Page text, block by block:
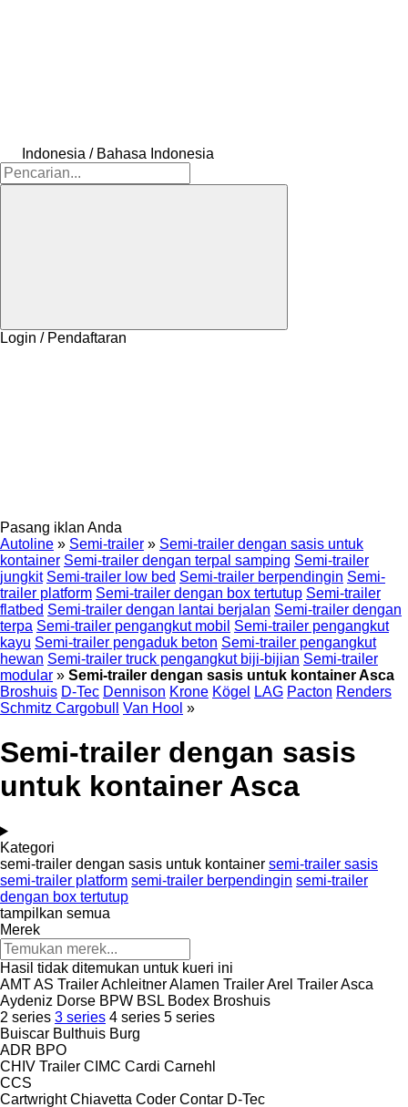
Indonesia / Bahasa Indonesia
Login / Pendaftaran
Pasang iklan Anda
Autoline » Semi-trailer » Semi-trailer dengan sasis untuk
kontainer Semi-trailer dengan terpal samping Semi-trailer
jungkit Semi-trailer low bed Semi-trailer berpendingin Semi-
trailer platform Semi-trailer dengan box tertutup Semi-trailer
flatbed Semi-trailer dengan lantai berjalan Semi-trailer dengan
terpa Semi-trailer pengangkut mobil Semi-trailer pengangkut
kayu Semi-trailer pengaduk beton Semi-trailer pengangkut
hewan Semi-trailer truck pengangkut biji-bijian Semi-trailer
modular » Semi-trailer dengan sasis untuk kontainer Asca
Broshuis D-Tec Dennison Krone Kögel LAG Pacton Renders
Schmitz Cargobull
Van Hool »
Semi-trailer dengan sasis
untuk kontainer Asca
Kategori
semi-trailer dengan sasis untuk kontainer semi-trailer sasis
semi-trailer platform semi-trailer berpendingin semi-trailer
dengan box tertutup
tampilkan semua
Merek
Hasil tidak ditemukan untuk kueri ini
AMTAS TrailerAchleitnerAlamen TrailerArel TrailerAsca
Aydeniz Dorse BPW BSL Bodex Broshuis
2 series 3 series 4 series 5 series
Buiscar Bulthuis Burg
ADR BPO
CHIV Trailer CIMC Cardi Carnehl
CCS
Cartwright Chiavetta Coder Contar D-Tec